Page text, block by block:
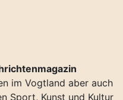
im Vogtland aber auch
Sport, Kunst und Kultur